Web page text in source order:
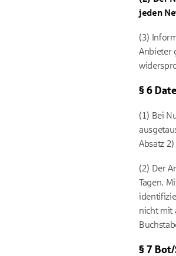
jeden
(3)
Anbieter
§ 6
(1) Bei
Absatz
(2) Der
Tagen.
nicht mit
§ 7